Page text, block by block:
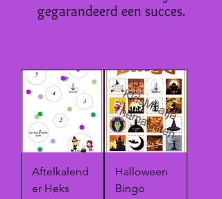
gegarandeerd een succes.
Aftelkalend
er Heks
Halloween
Bingo